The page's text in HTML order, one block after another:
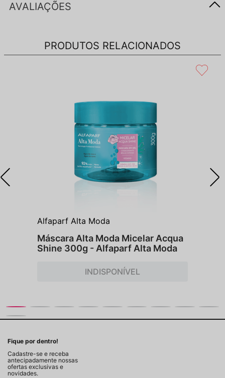
AVALIAÇÕES
PRODUTOS RELACIONADOS
Alfaparf Alta Moda
Máscara Alta Moda Micelar Acqua
Shine 300g - Alfaparf Alta Moda
INDISPONÍVEL
Fique por dentro!
Cadastre-se e receba
antecipadamente nossas
ofertas exclusivas e
novidades.